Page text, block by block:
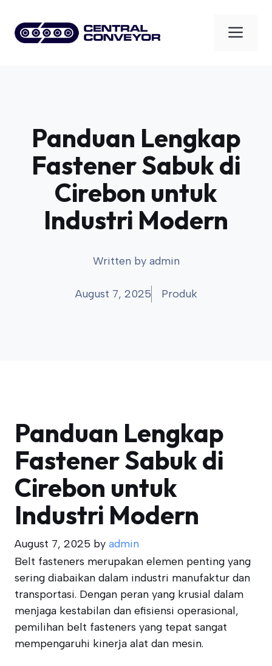
content
Panduan Lengkap
Fastener Sabuk di
Cirebon untuk
Industri Modern
Written by admin
August 7, 2025 Produk
Panduan Lengkap
Fastener Sabuk di
Cirebon untuk
Industri Modern
August 7, 2025 by admin
Belt fasteners merupakan elemen penting yang
sering diabaikan dalam industri manufaktur dan
transportasi. Dengan peran yang krusial dalam
menjaga kestabilan dan efisiensi operasional,
pemilihan belt fasteners yang tepat sangat
mempengaruhi kinerja alat dan mesin.